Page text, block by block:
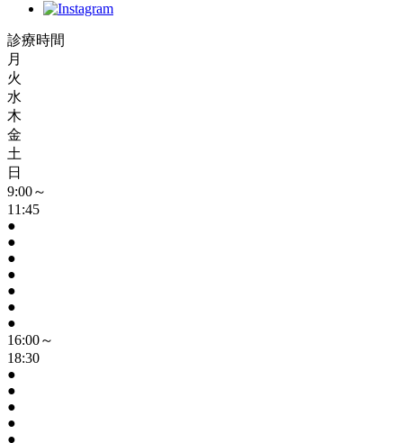
診療時間
月
火
水
木
金
土
日
9:00～
11:45
●
●
●
●
●
●
●
16:00～
18:30
●
●
●
●
●